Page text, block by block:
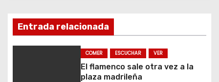
ó
Entrada relacionada
COMER ESCUCHAR VER
El flamenco sale otra vez a la
plaza madrileña